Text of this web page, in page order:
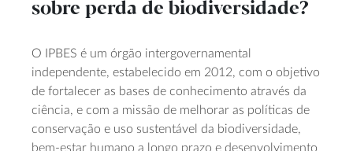
sobre perda de biodiversidade?
O IPBES é um órgão intergovernamental
independente, estabelecido em 2012, com o objetivo
de fortalecer as bases de conhecimento através da
ciência, e com a missão de melhorar as políticas de
conservação e uso sustentável da biodiversidade,
bem-estar humano a longo prazo e desenvolvimento